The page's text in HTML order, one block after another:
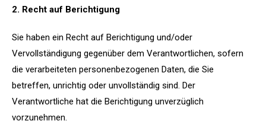
2. Recht auf Berichtigung
Sie haben ein Recht auf Berichtigung und/oder
Vervollständigung gegenüber dem Verantwortlichen, sofern
die verarbeiteten personenbezogenen Daten, die Sie
betreffen, unrichtig oder unvollständig sind. Der
Verantwortliche hat die Berichtigung unverzüglich
vorzunehmen.